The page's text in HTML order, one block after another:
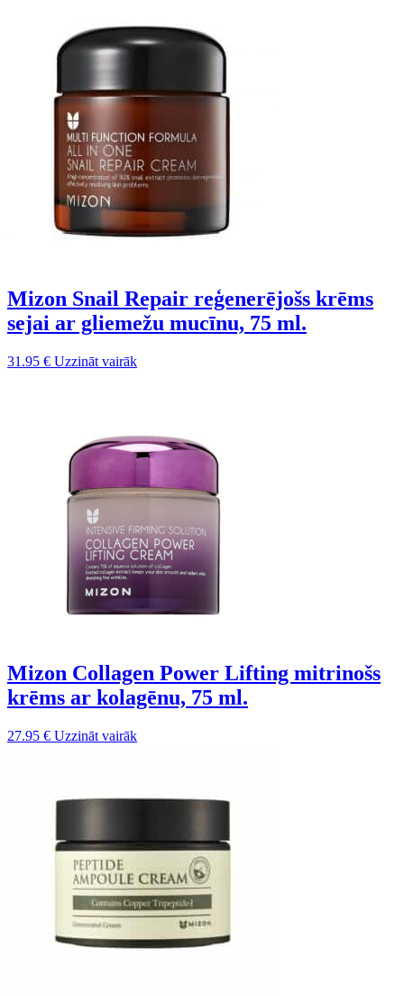
Mizon Snail Repair reģenerējošs krēms
sejai ar gliemežu mucīnu, 75 ml.
31.95 € Uzzināt vairāk
Mizon Collagen Power Lifting mitrinošs
krēms ar kolagēnu, 75 ml.
27.95 € Uzzināt vairāk